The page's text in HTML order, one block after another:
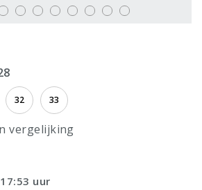
32 33
vergelijking
uur